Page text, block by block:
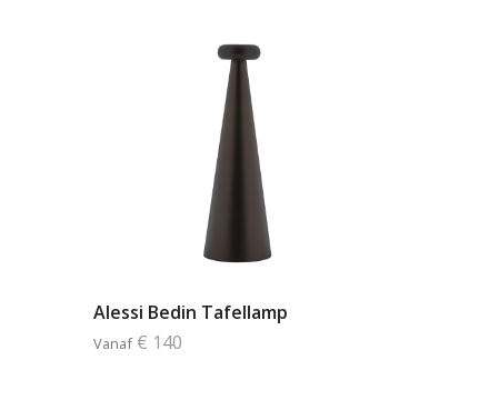
Alessi Bedin Tafellamp
Vanaf € 140